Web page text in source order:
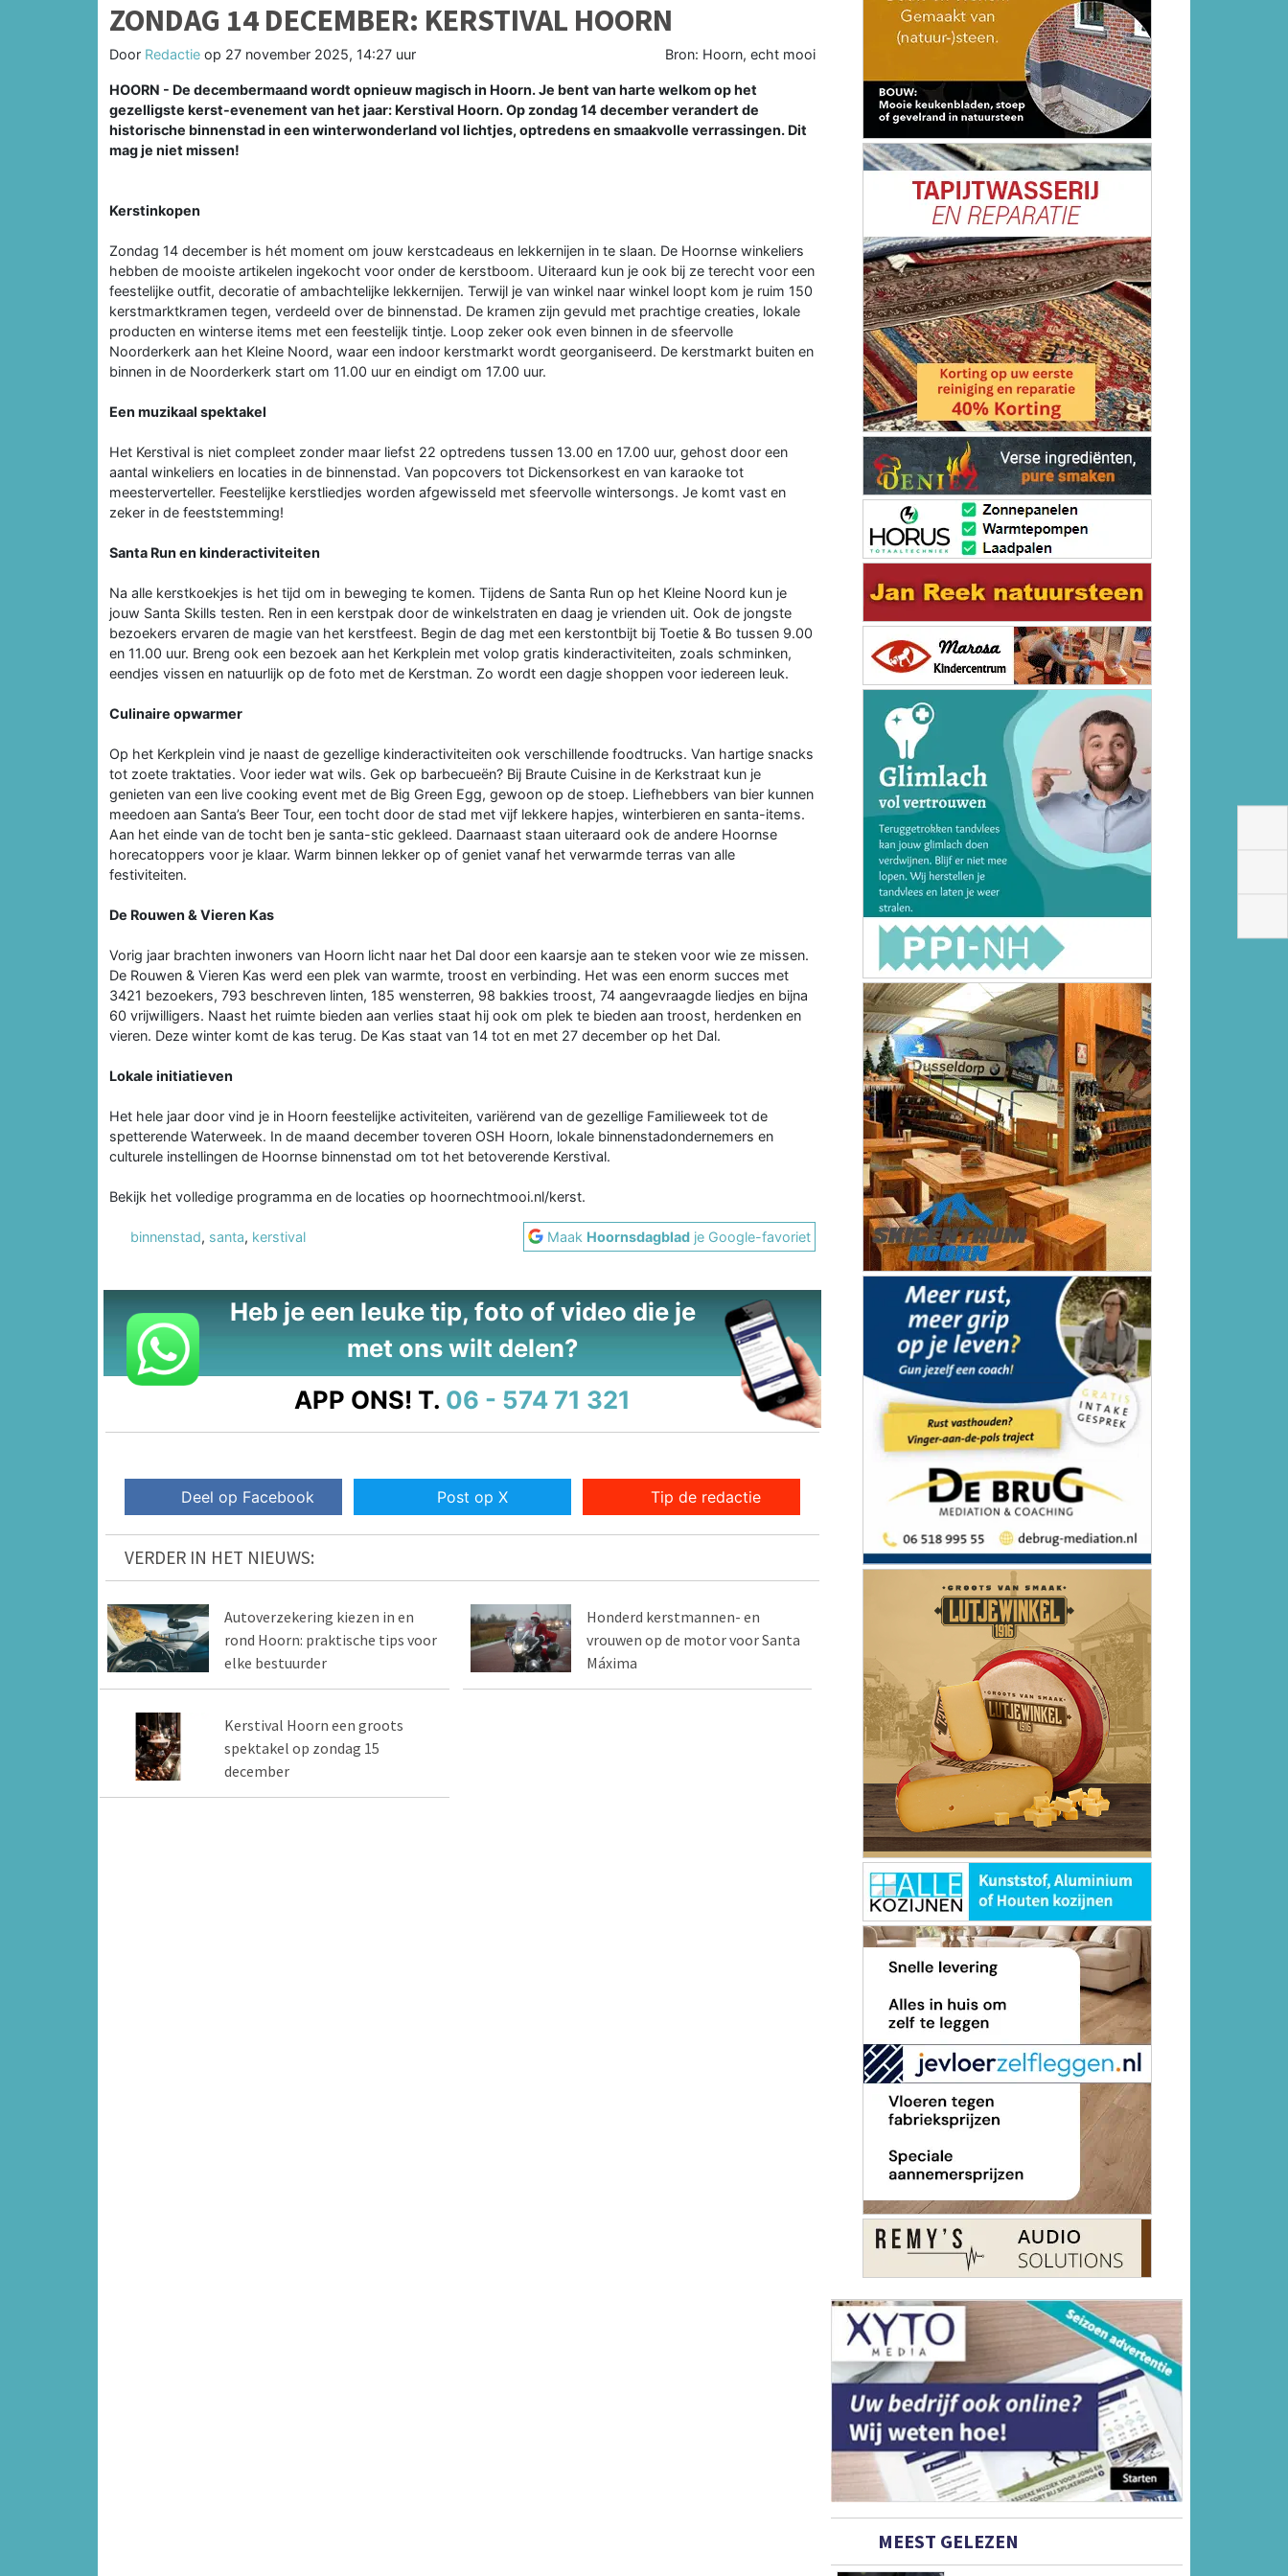
ZONDAG 14 DECEMBER: KERSTIVAL HOORN
Door Redactie op 27 november 2025, 14:27 uur Bron: Hoorn, echt mooi
HOORN - De decembermaand wordt opnieuw magisch in Hoorn. Je bent van harte welkom op het
gezelligste kerst-evenement van het jaar: Kerstival Hoorn. Op zondag 14 december verandert de
historische binnenstad in een winterwonderland vol lichtjes, optredens en smaakvolle verrassingen. Dit
mag je niet missen!
Kerstinkopen
Zondag 14 december is hét moment om jouw kerstcadeaus en lekkernijen in te slaan. De Hoornse winkeliers
hebben de mooiste artikelen ingekocht voor onder de kerstboom. Uiteraard kun je ook bij ze terecht voor een
feestelijke outfit, decoratie of ambachtelijke lekkernijen. Terwijl je van winkel naar winkel loopt kom je ruim 150
kerstmarktkramen tegen, verdeeld over de binnenstad. De kramen zijn gevuld met prachtige creaties, lokale
producten en winterse items met een feestelijk tintje. Loop zeker ook even binnen in de sfeervolle
Noorderkerk aan het Kleine Noord, waar een indoor kerstmarkt wordt georganiseerd. De kerstmarkt buiten en
binnen in de Noorderkerk start om 11.00 uur en eindigt om 17.00 uur.
Een muzikaal spektakel
Het Kerstival is niet compleet zonder maar liefst 22 optredens tussen 13.00 en 17.00 uur, gehost door een
aantal winkeliers en locaties in de binnenstad. Van popcovers tot Dickensorkest en van karaoke tot
meesterverteller. Feestelijke kerstliedjes worden afgewisseld met sfeervolle wintersongs. Je komt vast en
zeker in de feeststemming!
Santa Run en kinderactiviteiten
Na alle kerstkoekjes is het tijd om in beweging te komen. Tijdens de Santa Run op het Kleine Noord kun je
jouw Santa Skills testen. Ren in een kerstpak door de winkelstraten en daag je vrienden uit. Ook de jongste
bezoekers ervaren de magie van het kerstfeest. Begin de dag met een kerstontbijt bij Toetie & Bo tussen 9.00
en 11.00 uur. Breng ook een bezoek aan het Kerkplein met volop gratis kinderactiviteiten, zoals schminken,
eendjes vissen en natuurlijk op de foto met de Kerstman. Zo wordt een dagje shoppen voor iedereen leuk.
Culinaire opwarmer
Op het Kerkplein vind je naast de gezellige kinderactiviteiten ook verschillende foodtrucks. Van hartige snacks
tot zoete traktaties. Voor ieder wat wils. Gek op barbecueën? Bij Braute Cuisine in de Kerkstraat kun je
genieten van een live cooking event met de Big Green Egg, gewoon op de stoep. Liefhebbers van bier kunnen
meedoen aan Santa’s Beer Tour, een tocht door de stad met vijf lekkere hapjes, winterbieren en santa-items.
Aan het einde van de tocht ben je santa-stic gekleed. Daarnaast staan uiteraard ook de andere Hoornse
horecatoppers voor je klaar. Warm binnen lekker op of geniet vanaf het verwarmde terras van alle
festiviteiten.
De Rouwen & Vieren Kas
Vorig jaar brachten inwoners van Hoorn licht naar het Dal door een kaarsje aan te steken voor wie ze missen.
De Rouwen & Vieren Kas werd een plek van warmte, troost en verbinding. Het was een enorm succes met
3421 bezoekers, 793 beschreven linten, 185 wensterren, 98 bakkies troost, 74 aangevraagde liedjes en bijna
60 vrijwilligers. Naast het ruimte bieden aan verlies staat hij ook om plek te bieden aan troost, herdenken en
vieren. Deze winter komt de kas terug. De Kas staat van 14 tot en met 27 december op het Dal.
Lokale initiatieven
Het hele jaar door vind je in Hoorn feestelijke activiteiten, variërend van de gezellige Familieweek tot de
spetterende Waterweek. In de maand december toveren OSH Hoorn, lokale binnenstadondernemers en
culturele instellingen de Hoornse binnenstad om tot het betoverende Kerstival.
Bekijk het volledige programma en de locaties op hoornechtmooi.nl/kerst.
binnenstad, santa, kerstival Maak Hoornsdagblad je Google-favoriet
Heb je een leuke tip, foto of video die je
met ons wilt delen?
APP ONS! T. 06 - 574 71 321
Deel op Facebook Post op X Tip de redactie
VERDER IN HET NIEUWS:
Autoverzekering kiezen in en
rond Hoorn: praktische tips voor
elke bestuurder
Honderd kerstmannen- en
vrouwen op de motor voor Santa
Máxima
Kerstival Hoorn een groots
spektakel op zondag 15
december
MEEST GELEZEN